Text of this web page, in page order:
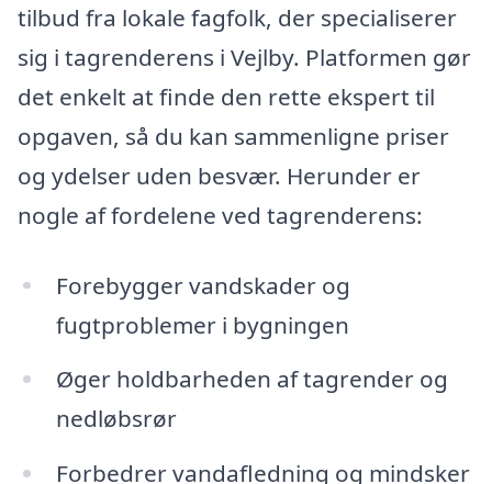
tilbud fra lokale fagfolk, der specialiserer
sig i tagrenderens i Vejlby. Platformen gør
det enkelt at finde den rette ekspert til
opgaven, så du kan sammenligne priser
og ydelser uden besvær. Herunder er
nogle af fordelene ved tagrenderens:
Forebygger vandskader og
fugtproblemer i bygningen
Øger holdbarheden af tagrender og
nedløbsrør
Forbedrer vandafledning og mindsker